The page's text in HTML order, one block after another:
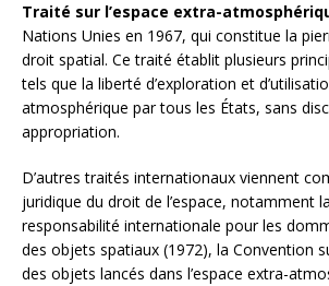
Traité sur l’espace extra-
Nations Unies en 1967, qui constitue la
droit spatial. Ce traité établit plusieurs
tels que la liberté d’exploration et
atmosphérique par tous les États, sans
appropriation.
D’autres traités internationaux viennent
juridique du droit de l’espace, notamment
responsabilité internationale pour les
des objets spatiaux (1972), la Convention
des objets lancés dans l’espace extra-